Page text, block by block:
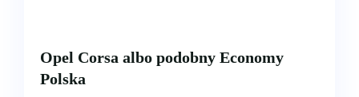
Opel Corsa albo podobny Economy
Polska